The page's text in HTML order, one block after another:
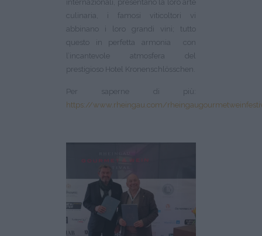
internazionali, presentano la loro arte
culinaria, i famosi viticoltori vi
abbinano i loro grandi vini; tutto
questo in perfetta armonia con
l’incantevole atmosfera del
prestigioso Hotel Kronenschlösschen.
Per saperne di più:
https://www.rheingau.com/